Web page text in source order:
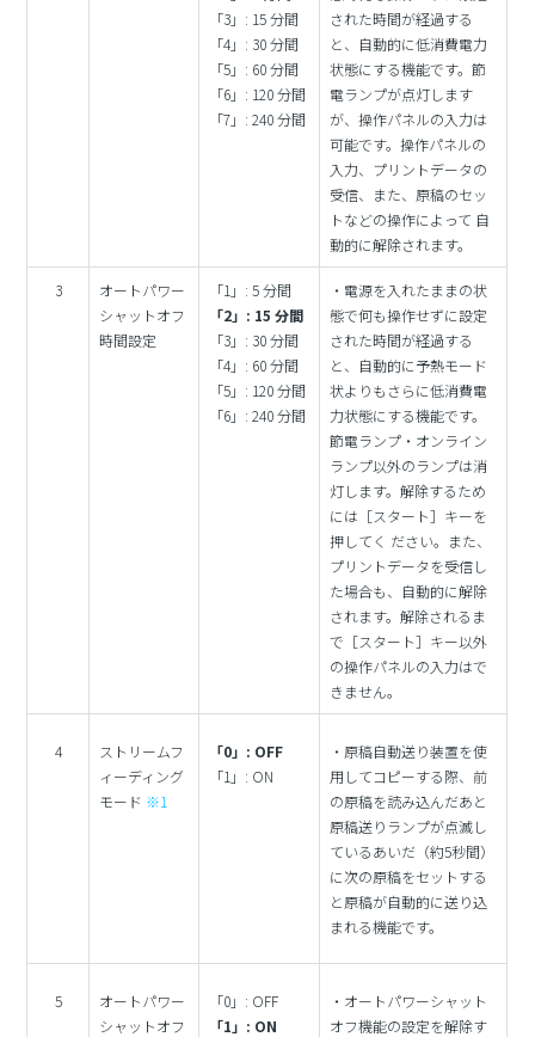
「3」: 15 分間
「4」: 30 分間
「5」: 60 分間
「6」: 120 分間
「7」: 240 分間
された時間が経過する
と、自動的に低消費電力
状態にする機能です。節
電ランプが点灯します
が、操作パネルの入力は
可能です。操作パネルの
入力、プリントデータの
受信、また、原稿のセッ
トなどの操作によって 自
動的に解除されます。
3
オートパワー
シャットオフ
時間設定
「1」: 5 分間
「2」: 15 分間
「3」: 30 分間
「4」: 60 分間
「5」: 120 分間
「6」: 240 分間
・電源を入れたままの状
態で何も操作せずに設定
された時間が経過する
と、自動的に予熱モード
状よりもさらに低消費電
力状態にする機能です。
節電ランプ・オンライン
ランプ以外のランプは消
灯します。解除するため
には［スタート］キーを
押してく ださい。また、
プリントデータを受信し
た場合も、自動的に解除
されます。解除されるま
で［スタート］キー以外
の操作パネルの入力はで
きません。
4
ストリームフ
ィーディング
モード ※1
「0」: OFF
「1」: ON
・原稿自動送り装置を使
用してコピーする際、前
の原稿を読み込んだあと
原稿送りランプが点滅し
ているあいだ（約5秒間）
に次の原稿をセットする
と原稿が自動的に送り込
まれる機能です。
5
オートパワー
シャットオフ
「0」: OFF
「1」: ON
・オートパワーシャット
オフ機能の設定を解除す